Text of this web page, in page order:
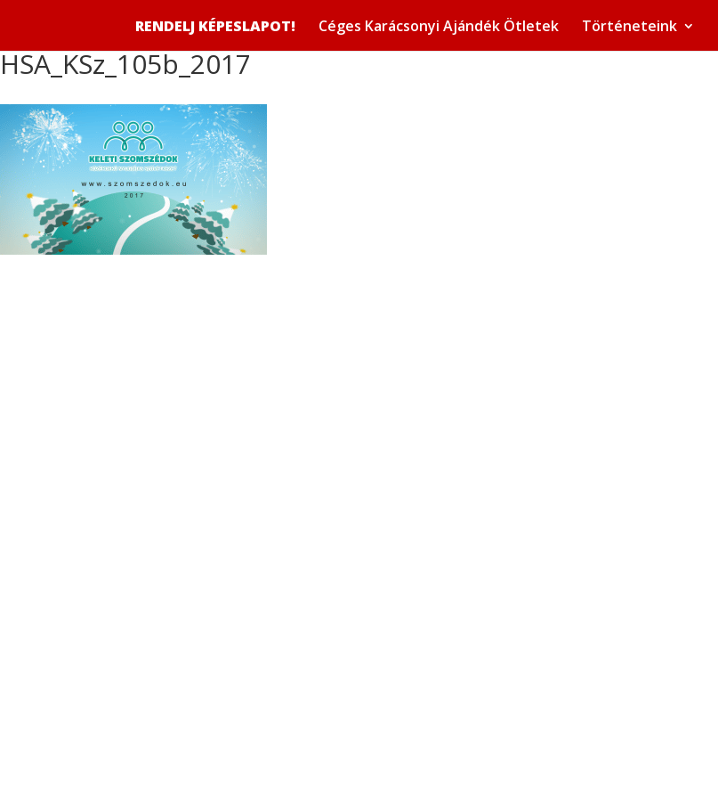
RENDELJ KÉPESLAPOT! Céges Karácsonyi Ajándék Ötletek Történeteink
HSA_KSz_105b_2017